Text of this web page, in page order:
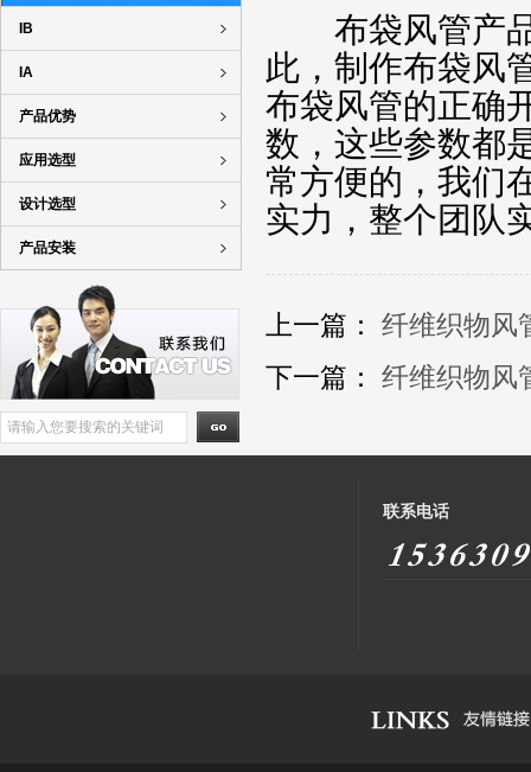
IB
IA
产品优势
应用选型
设计选型
产品安装
布袋风管产品
此，制作布袋风
布袋风管的正确
数，这些参数都
常方便的，我们
实力，整个团队
上一篇： 纤维织物风
下一篇： 纤维织物风
联系电话